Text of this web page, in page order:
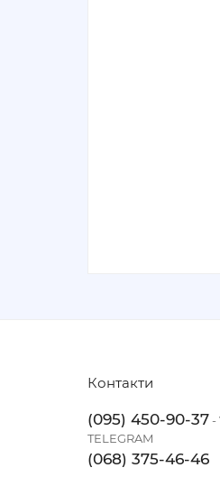
Контакти
(095) 450-90-37-
TELEGRAM
(068) 375-46-46